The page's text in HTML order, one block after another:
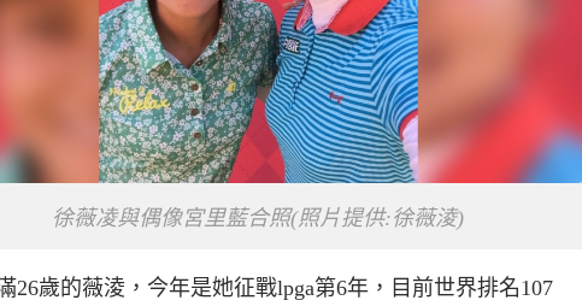
徐薇凌與偶像宮里藍合照(照片提供:徐薇淩)
26歲的薇淩，今年是她征戰lpga第6年，目前世界排名107